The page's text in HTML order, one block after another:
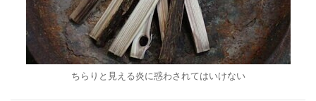
ちらりと見える炎に惑わされてはいけない